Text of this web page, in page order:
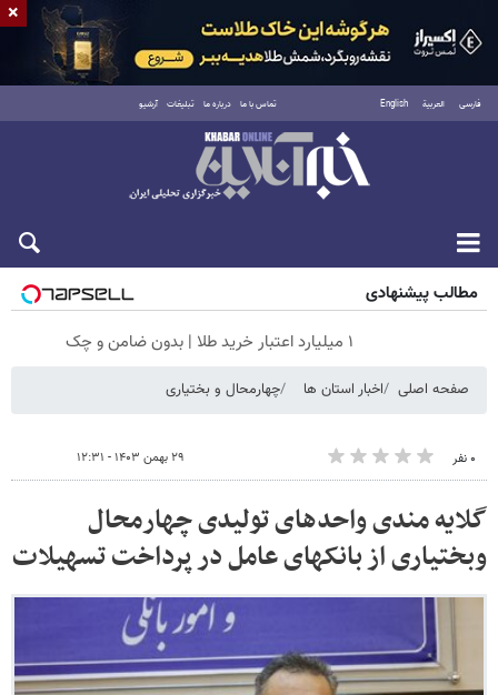
فارسی العربية English تماس با ما درباره ما تبلیغات آرشیو
شنبه ۱۷ مرداد ۱۴۰۵
مطالب پیشنهادی
۱ میلیارد اعتبار خرید طلا | بدون ضامن و چک
صفحه اصلی اخبار استان ها چهارمحال و بختیاری
۰ نفر ۲۹ بهمن ۱۴۰۳ - ۱۲:۳۱
گلایه مندی واحدهای تولیدی چهارمحال
وبختیاری از بانکهای عامل در پرداخت تسهیلات
×